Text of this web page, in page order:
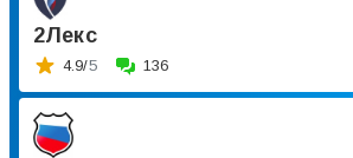
2Лекс
4.9/5 136